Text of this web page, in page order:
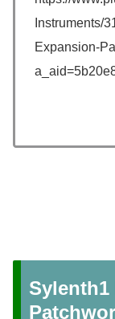
Instruments/
Expansion-